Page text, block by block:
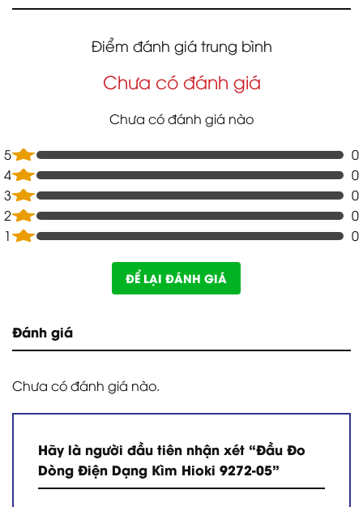
Điểm đánh giá trung bình
Chưa có đánh giá
Chưa có đánh giá nào
5
0
4
0
3
0
2
0
1
0
ĐỂ LẠI ĐÁNH GIÁ
Đánh giá
Chưa có đánh giá nào.
Hãy là người đầu tiên nhận xét “Đầu Đo
Dòng Điện Dạng Kìm Hioki 9272-05”